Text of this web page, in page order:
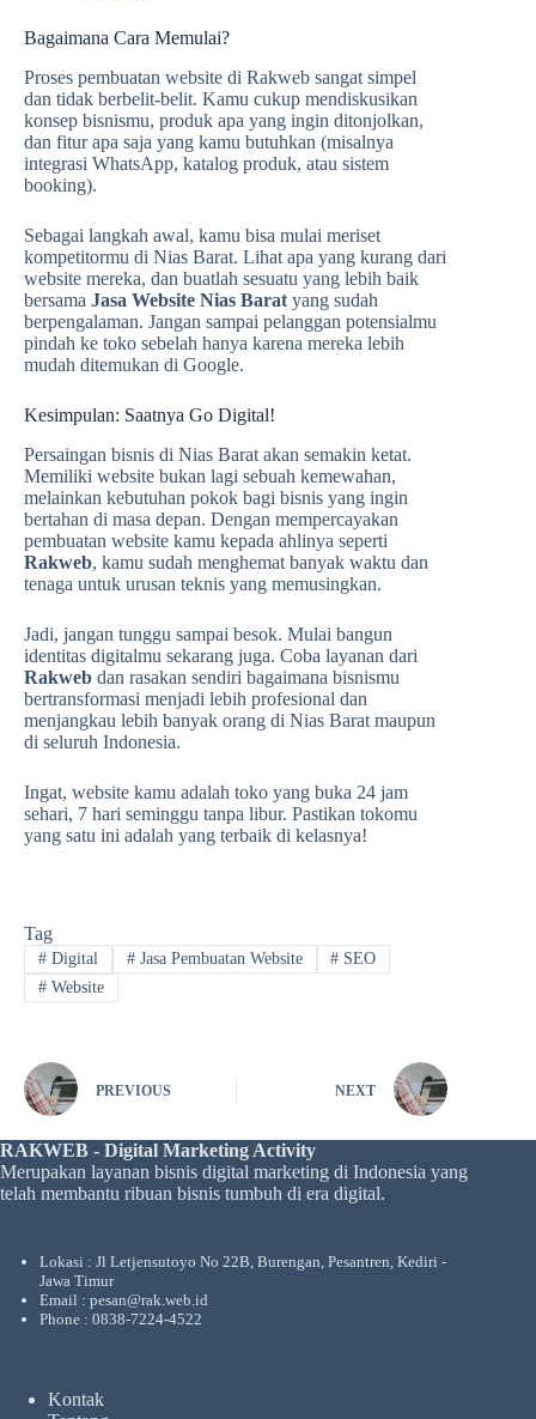
Bagaimana Cara Memulai?
Proses pembuatan website di Rakweb sangat simpel
dan tidak berbelit-belit. Kamu cukup mendiskusikan
konsep bisnismu, produk apa yang ingin ditonjolkan,
dan fitur apa saja yang kamu butuhkan (misalnya
integrasi WhatsApp, katalog produk, atau sistem
booking).
Sebagai langkah awal, kamu bisa mulai meriset
kompetitormu di Nias Barat. Lihat apa yang kurang dari
website mereka, dan buatlah sesuatu yang lebih baik
bersama Jasa Website Nias Barat yang sudah
berpengalaman. Jangan sampai pelanggan potensialmu
pindah ke toko sebelah hanya karena mereka lebih
mudah ditemukan di Google.
Kesimpulan: Saatnya Go Digital!
Persaingan bisnis di Nias Barat akan semakin ketat.
Memiliki website bukan lagi sebuah kemewahan,
melainkan kebutuhan pokok bagi bisnis yang ingin
bertahan di masa depan. Dengan mempercayakan
pembuatan website kamu kepada ahlinya seperti
Rakweb, kamu sudah menghemat banyak waktu dan
tenaga untuk urusan teknis yang memusingkan.
Jadi, jangan tunggu sampai besok. Mulai bangun
identitas digitalmu sekarang juga. Coba layanan dari
Rakweb dan rasakan sendiri bagaimana bisnismu
bertransformasi menjadi lebih profesional dan
menjangkau lebih banyak orang di Nias Barat maupun
di seluruh Indonesia.
Ingat, website kamu adalah toko yang buka 24 jam
sehari, 7 hari seminggu tanpa libur. Pastikan tokomu
yang satu ini adalah yang terbaik di kelasnya!
Tag
#Digital #Jasa Pembuatan Website # SEO
#Website
PREVIOUS NEXT
RAKWEB - Digital Marketing Activity
Merupakan layanan bisnis digital marketing di Indonesia yang
telah membantu ribuan bisnis tumbuh di era digital.
Lokasi : Jl Letjensutoyo No 22B, Burengan, Pesantren, Kediri -
Jawa Timur
Email : pesan@rak.web.id
Phone : 0838-7224-4522
Kontak